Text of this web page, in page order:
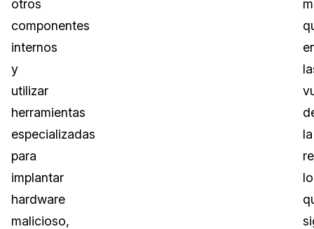
otros
componentes
internos
y
utilizar
herramientas
especializadas
para
implantar
hardware
malicioso,
la
lo